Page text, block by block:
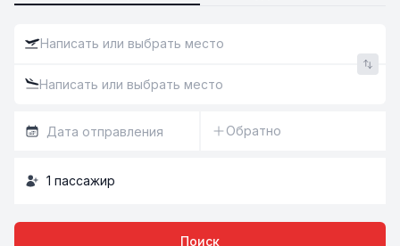
Обратно
1 пассажир
Поиск